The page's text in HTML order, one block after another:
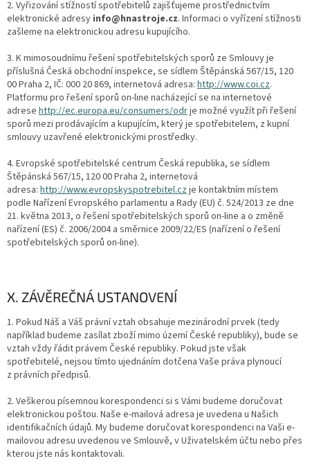
2. Vyřizování stížností spotřebitelů zajišťujeme prostřednictvím
elektronické adresy info@hnastroje.cz. Informaci o vyřízení stížnosti
zašleme na elektronickou adresu kupujícího.
3. K mimosoudnímu řešení spotřebitelských sporů ze Smlouvy je
příslušná Česká obchodní inspekce, se sídlem Štěpánská 567/15, 120
00 Praha 2, IČ: 000 20 869, internetová adresa: http://www.coi.cz.
Platformu pro řešení sporů on-line nacházející se na internetové
adrese http://ec.europa.eu/consumers/odrje možné využít při řešení
sporů mezi prodávajícím a kupujícím, který je spotřebitelem, z kupní
smlouvy uzavřené elektronickými prostředky.
4. Evropské spotřebitelské centrum Česká republika, se sídlem
Štěpánská 567/15, 120 00 Praha 2, internetová
adresa: http://www.evropskyspotrebitel.czje kontaktním místem
podle Nařízení Evropského parlamentu a Rady (EU) č. 524/2013 ze dne
21. května 2013, o řešení spotřebitelských sporů on-line a o změně
nařízení (ES) č. 2006/2004 a směrnice 2009/22/ES (nařízení o řešení
spotřebitelských sporů on-line).
X. ZÁVĚREČNÁ USTANOVENÍ
1. Pokud Náš a Váš právní vztah obsahuje mezinárodní prvek (tedy
například budeme zasílat zboží mimo území České republiky), bude se
vztah vždy řádit právem České republiky. Pokud jste však
spotřebitelé, nejsou tímto ujednáním dotčena Vaše práva plynoucí
z právních předpisů.
2. Veškerou písemnou korespondenci si s Vámi budeme doručovat
elektronickou poštou. Naše e-mailová adresa je uvedena u Našich
identifikačních údajů. My budeme doručovat korespondenci na Vaši e-
mailovou adresu uvedenou ve Smlouvě, v Uživatelském účtu nebo přes
kterou jste nás kontaktovali.